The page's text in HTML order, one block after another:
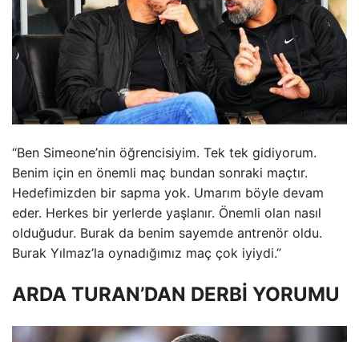
“Ben Simeone’nin öğrencisiyim. Tek tek gidiyorum.
Benim için en önemli maç bundan sonraki maçtır.
Hedefimizden bir sapma yok. Umarım böyle devam
eder. Herkes bir yerlerde yaşlanır. Önemli olan nasıl
olduğudur. Burak da benim sayemde antrenör oldu.
Burak Yılmaz’la oynadığımız maç çok iyiydi.”
ARDA TURAN’DAN DERBİ YORUMU